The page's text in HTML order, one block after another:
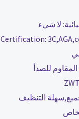
لا شيء
Certification:
المقاوم للصدأ
التنظيف